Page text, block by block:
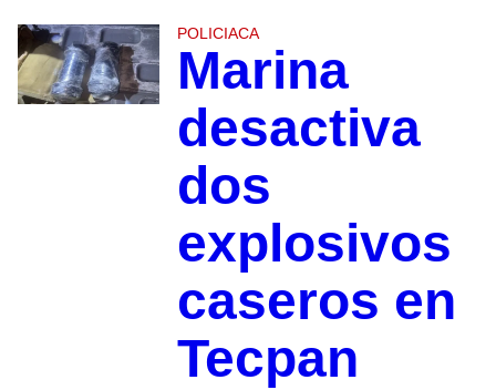
POLICIACA
Marina
desactiva
dos
explosivos
caseros en
Tecpan